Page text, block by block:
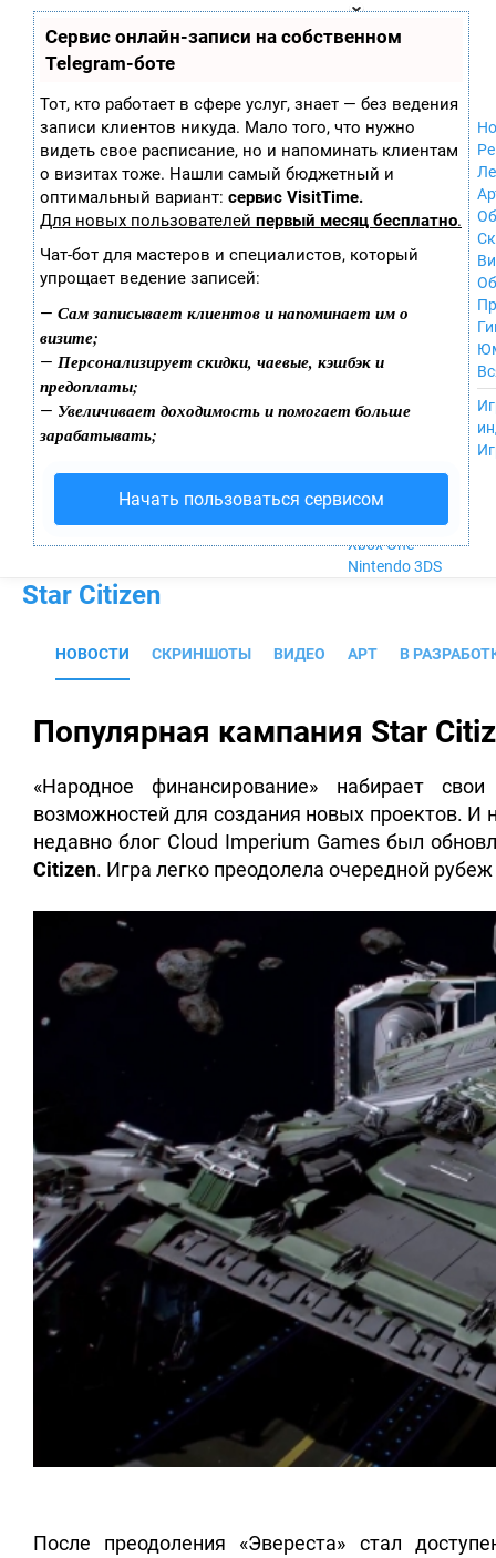
Сервис онлайн-записи на собственном
Telegram-боте
Тот, кто работает в сфере услуг, знает — без ведения
записи клиентов никуда. Мало того, что нужно
видеть свое расписание, но и напоминать клиентам
о визитах тоже. Нашли самый бюджетный и
оптимальный вариант: сервис VisitTime.
Для новых пользователей первый месяц бесплатно.
Чат-бот для мастеров и специалистов, который
упрощает ведение записей:
— Сам записывает клиентов и напоминает им о
визите;
— Персонализирует скидки, чаевые, кэшбэк и
предоплаты;
— Увеличивает доходимость и помогает больше
зарабатывать;
Начать пользоваться сервисом
играх
ла
ор
ы
Xbox 360
Nintendo Wii
Nintendo
GameCube
PlayStation
PlayStation 3
Nintendo 64
Sega Dreamcast
Nintendo DS
iOS
Sega Mega Drive
Mobile
Nintendo Wii U
PlayStation 4
Xbox One
Nintendo 3DS
Star Citizen
НОВОСТИ СКРИНШОТЫ ВИДЕО АРТ В
Популярная кампания Star
«Народное финансирование» набирает
возможностей для создания новых проектов.
недавно блог Cloud Imperium Games был
Citizen. Игра легко преодолела очередной
После преодоления «Эвереста» стал